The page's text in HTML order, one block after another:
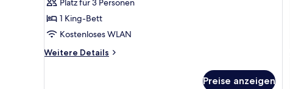
Balkon,
Hafenblick
anzeigen
Platz für 3 Personen
1 King-Bett
Kostenloses WLAN
Weitere Details
Weitere
Preise anzeigen